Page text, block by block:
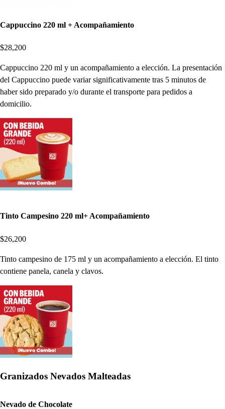
Cappuccino 220 ml + Acompañamiento
$28,200
Cappuccino 220 ml y un acompañamiento a elección. La presentación
del Cappuccino puede variar significativamente tras 5 minutos de
haber sido preparado y/o durante el transporte para pedidos a
domicilio.
Tinto Campesino 220 ml+ Acompañamiento
$26,200
Tinto campesino de 175 ml y un acompañamiento a elección. El tinto
contiene panela, canela y clavos.
Granizados Nevados Malteadas
Nevado de Chocolate